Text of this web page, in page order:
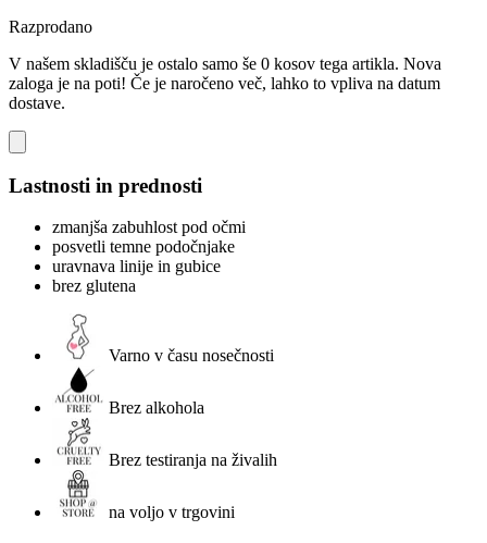
Razprodano
V našem skladišču je ostalo samo še 0 kosov tega artikla. Nova
zaloga je na poti! Če je naročeno več, lahko to vpliva na datum
dostave.
Lastnosti in prednosti
zmanjša zabuhlost pod očmi
posvetli temne podočnjake
uravnava linije in gubice
brez glutena
Varno v času nosečnosti
Brez alkohola
Brez testiranja na živalih
na voljo v trgovini